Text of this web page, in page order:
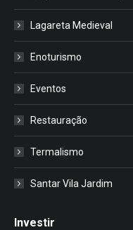
Lagareta Medieval
Enoturismo
Eventos
Restauração
Termalismo
Santar Vila Jardim
Investir